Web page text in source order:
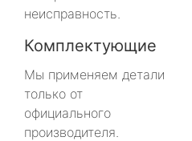
неисправность.
Комплектующие
Мы применяем детали
только от
официального
производителя.